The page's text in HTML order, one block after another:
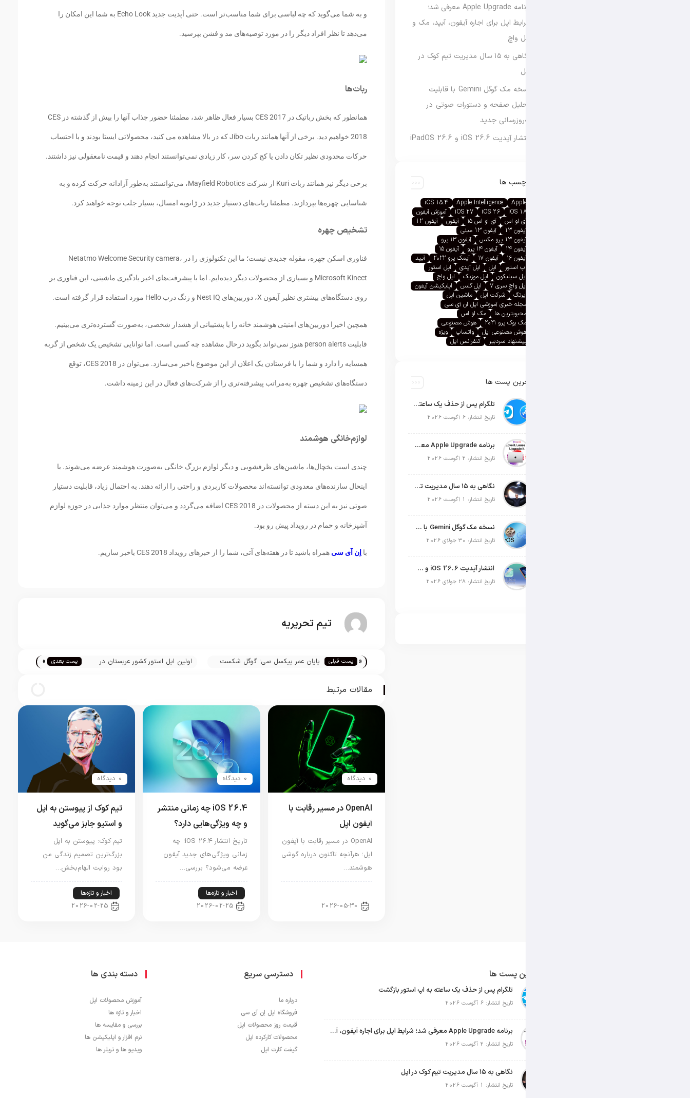
و به شما می‌گوید که چه لباسی برای شما مناسب‌تر است. حتی آپدیت جدید Echo Look به شما این امکان را
می‌دهد تا نظر افراد دیگر را در مورد توصیه‌های مد و فشن بپرسید.
ربات‌ها
همانطور که بخش رباتیک در CES 2017 بسیار فعال ظاهر شد، مطمئنا حضور جذاب آنها را بیش از گذشته در CES
2018 خواهیم دید. برخی از آنها همانند ربات Jibo که در بالا مشاهده می کنید، محصولاتی ایستا بودند و با احتساب
حرکات محدودی نظیر تکان دادن یا کج کردن سر، کار زیادی نمی‌توانستند انجام دهند و قیمت نامعقولی نیز داشتند.
برخی دیگر نیز همانند ربات Kuri از شرکت Mayfield Robotics، می‌توانستند به‌طور آزادانه حرکت کرده و به
شناسایی چهره‌ها بپردازند. مطمئنا ربات‌های دستیار جدید در ژانویه امسال، بسیار جلب توجه خواهند کرد.
تشخیص چهره
فناوری اسکن چهره، مقوله جدیدی نیست؛ ما این تکنولوژی را در Netatmo Welcome Security camera،
Microsoft Kinect و بسیاری از محصولات دیگر دیده‌ایم. اما با پیشرفت‌های اخیر یادگیری ماشینی، این فناوری بر
روی دستگاه‌های بیشتری نظیر آیفون X، دوربین‌های Nest IQ و زنگ درب Hello مورد استفاده قرار گرفته است.
همچین اخیرا دوربین‌های امنیتی هوشمند خانه را با پشتیبانی از هشدار شخصی، به‌صورت گسترده‌تری می‌بینیم.
قابلیت person alerts هنوز نمی‌تواند بگوید در‌حال مشاهده چه کسی است. اما توانایی تشخیص یک شخص از گربه
همسایه را دارد و شما را با فرستادن یک اعلان از این موضوع باخبر می‌سازد. می‌توان در CES 2018، توقع
دستگاه‌های تشخیص چهره به‌مراتب پیشرفته‌تری را از شرکت‌های فعال در این زمینه داشت.
لوازم‌خانگی هوشمند
چندی است یخچال‌ها، ماشین‌های ظرفشویی و دیگر لوازم بزرگ خانگی به‌صورت هوشمند عرضه می‌شوند. با
اینحال سازنده‌های معدودی توانسته‌اند محصولات کاربردی و راحتی را ارائه دهند. به احتمال زیاد، قابلیت دستیار
صوتی نیز به این دسته از محصولات در CES 2018 اضافه می‌گردد و می‌توان منتظر موارد جذابی در حوزه لوازم
آشپزخانه و حمام در رویداد پیش رو بود.
با اِن آی سی همراه باشید تا در هفته‌های آتی، شما را از خبرهای رویداد CES 2018 باخبر سازیم.
تیم تحریریه
« پست قبلی
پایان عمر پیکسل سی؛ گوگل شکست
اولین اپل استور کشور عربستان در
پست بعدی »
مقالات مرتبط
0 دیدگاه
OpenAI در مسیر رقابت با
آیفون اپل
OpenAI در مسیر رقابت با آیفون
اپل؛ هرآنچه تاکنون درباره گوشی
هوشمند…
2026-05-30
0 دیدگاه
iOS 26.4 چه زمانی منتشر
و چه ویژگی‌هایی دارد؟
تاریخ انتشار iOS 26.4؛ چه
زمانی ویژگی‌های جدید آیفون
عرضه می‌شود؟ بررسی…
اخبار و تازه‌ها
2026-02-25
0 دیدگاه
تیم کوک از پیوستن به اپل
و استیو جابز می‌گوید
تیم کوک: پیوستن به اپل
بزرگ‌ترین تصمیم زندگی من
بود روایت الهام‌بخش…
اخبار و تازه‌ها
2026-02-25
برنامه Apple Upgrade معرفی شد؛
شرایط اپل برای اجاره آیفون، آیپد، مک و
اپل واچ
نگاهی به ۱۵ سال مدیریت تیم کوک در
اپل
نسخه مک گوگل Gemini با قابلیت
تحلیل صفحه و دستورات صوتی در
به‌روزرسانی جدید
انتشار آپدیت iOS 26.6 و iPadOS 26.6
برچسب ها
Apple
Apple Intelligence
iOS 15.4
iOS 18
iOS 26
iOS 27
آموزش آیفون
آی او اس
آی او اس ۱۵ آیفون
آیفون 12
آیفون 13
آیفون 13 مینی
آیفون 13 پرو مکس
آیفون ۱۳ پرو
آیفون ۱۴
آیفون ۱۴ پرو
آیفون ۱۵
آیفون ۱۶
آیفون ۱۷ آیمک پرو ۲۰۲۲
آیپد
اپ استور
اپل اپل آیدی
اپل استور
اپل سیلیکون
اپل موزیک
اپل واچ
اپل واچ سری ۷
اپل گلس
اپلیکیشن آیفون
ایرتگ
شرکت اپل
ماشین اپل
مجله خبری آموزشی اپل ان آی سی
محبوبترین ها
مک او اس
مک بوک پرو ۲۰۲۱
هوش مصنوعی
هوش مصنوعی اپل
واتساپ
ویژه
پیشنهاد سردبیر
کنفرانس اپل
آخرین پست ها
تلگرام پس از حذف یک ساعته به اپ استور بازگشت
تاریخ انتشار: 6 آگوست 2026
برنامه Apple Upgrade معرفی شد؛ شرایط اپل برای اجاره آیفون، آیپد، مک و اپل واچ
تاریخ انتشار: 2 آگوست 2026
نگاهی به ۱۵ سال مدیریت تیم کوک در اپل
تاریخ انتشار: 1 آگوست 2026
نسخه مک گوگل Gemini با قابلیت تحلیل صفحه و دستورات صوتی در به‌روزرسانی جدید
تاریخ انتشار: 30 جولای 2026
انتشار آپدیت iOS 26.6 و iPadOS 26.6
تاریخ انتشار: 28 جولای 2026
آخرین پست ها
تلگرام پس از حذف یک ساعته به اپ استور بازگشت
تاریخ انتشار: 6 آگوست 2026
برنامه Apple Upgrade معرفی شد؛ شرایط اپل برای اجاره آیفون، آیپد، مک و اپل واچ
تاریخ انتشار: 2 آگوست 2026
نگاهی به ۱۵ سال مدیریت تیم کوک در اپل
تاریخ انتشار: 1 آگوست 2026
دسترسی سریع
درباره ما
فروشگاه اپل اِن آی سی
قیمت روز محصولات اپل
محصولات کارکرده اپل
گیفت کارت اپل
دسته بندی ها
آموزش محصولات اپل
اخبار و تازه ها
بررسی و مقایسه ها
نرم افزار و اپلیکیشن ها
ویدیو ها و تریلر ها